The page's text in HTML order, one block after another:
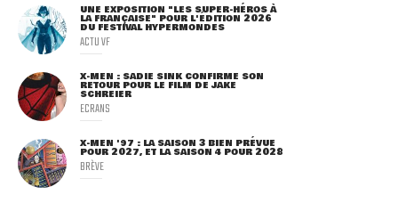
UNE EXPOSITION "LES SUPER-HÉROS À
LA FRANÇAISE" POUR L'ÉDITION 2026
DU FESTIVAL HYPERMONDES
ACTU VF
X-MEN : SADIE SINK CONFIRME SON
RETOUR POUR LE FILM DE JAKE
SCHREIER
ECRANS
X-MEN '97 : LA SAISON 3 BIEN PRÉVUE
POUR 2027, ET LA SAISON 4 POUR 2028
BRÈVE